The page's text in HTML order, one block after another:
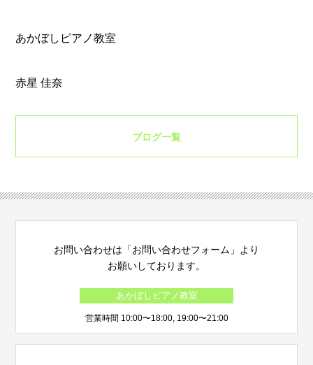
あかぼしピアノ教室
赤星 佳奈
ブログ一覧
お問い合わせは「お問い合わせフォーム」より
お願いしております。
あかぼしピアノ教室
営業時間 10:00〜18:00, 19:00〜21:00